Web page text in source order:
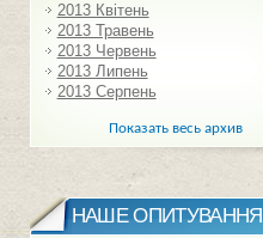
2013 Квітень
2013 Травень
2013 Червень
2013 Липень
2013 Серпень
Показать весь архив
НАШЕ ОПИТУВАННЯ